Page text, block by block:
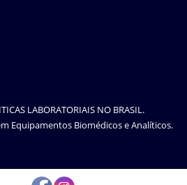
LABORATORIAIS NO BRASIL.
Equipamentos Biomédicos e Analíticos.